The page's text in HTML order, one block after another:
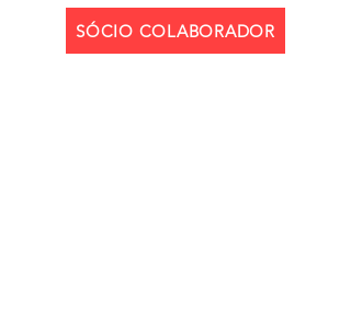
SÓCIO COLABORADOR